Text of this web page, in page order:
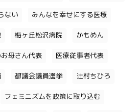
ない みんなを幸せにする医療
梅ヶ丘松沢病院 かもめん
母さん代表 医療従事者代表
都議会議員選挙 辻村ちひろ
フェミニズムを政策に取り込む